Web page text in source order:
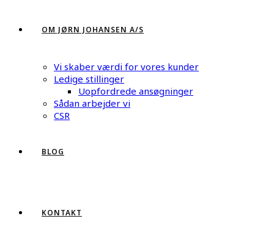
OM JØRN JOHANSEN A/S
Vi skaber værdi for vores kunder
Ledige stillinger
Uopfordrede ansøgninger
Sådan arbejder vi
CSR
BLOG
KONTAKT